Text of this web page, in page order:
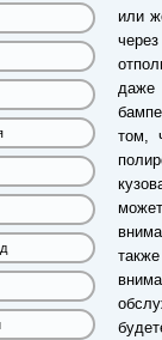
или
даже
том,